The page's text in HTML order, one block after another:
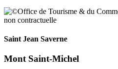
Saint Jean Saverne
Mont Saint-Michel